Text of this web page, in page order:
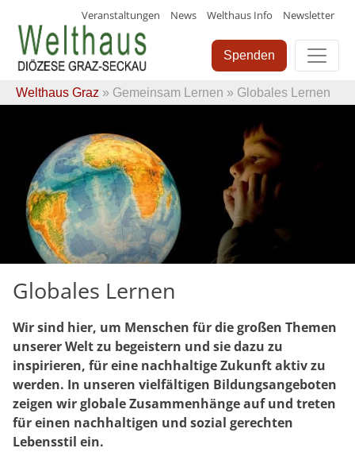
Skip
content
Veranstaltungen News Welthaus Info Newsletter
Spenden
Welthaus Graz » Gemeinsam Lernen » Globales Lernen
Globales Lernen
Wir sind hier, um Menschen für die großen Themen
unserer Welt zu begeistern und sie dazu zu
inspirieren, für eine nachhaltige Zukunft aktiv zu
werden. In unseren vielfältigen Bildungsangeboten
zeigen wir globale Zusammenhänge auf und treten
für einen nachhaltigen und sozial gerechten
Lebensstil ein.